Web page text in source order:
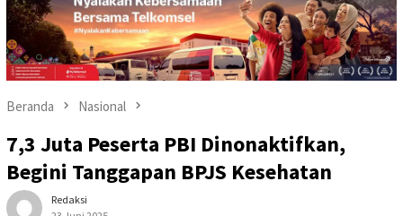
Beranda Nasional
7,3 Juta Peserta PBI Dinonaktifkan,
Begini Tanggapan BPJS Kesehatan
Redaksi